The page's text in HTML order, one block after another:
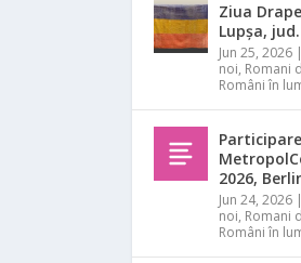
Ziua
Lupșa,
Jun 25, 2026 |
noi, Romani
Români în
2026,
Jun 24, 2026 |
noi, Romani
Români în